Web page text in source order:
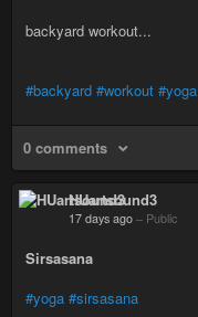
backyard workout...
#backyard #workout #yoga
0 comments
HUartsound3
17 days ago – Public
Sirsasana
#yoga #sirsasana